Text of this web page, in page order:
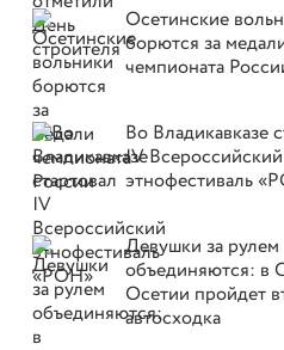
Осетинские
борются за
чемпионата
Во Владикавказе
IV Всероссийский
этнофестиваль
Девушки за рулем
объединяются: в
Осетии пройдет
автосходка